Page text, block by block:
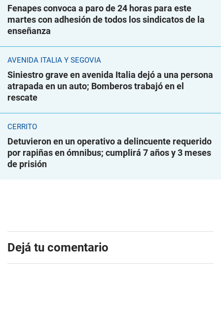
Fenapes convoca a paro de 24 horas para este
martes con adhesión de todos los sindicatos de la
enseñanza
AVENIDA ITALIA Y SEGOVIA
Siniestro grave en avenida Italia dejó a una persona
atrapada en un auto; Bomberos trabajó en el
rescate
CERRITO
Detuvieron en un operativo a delincuente requerido
por rapiñas en ómnibus; cumplirá 7 años y 3 meses
de prisión
Dejá tu comentario